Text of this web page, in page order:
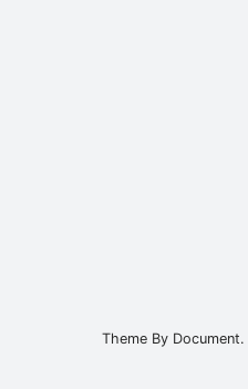
Theme By Document.